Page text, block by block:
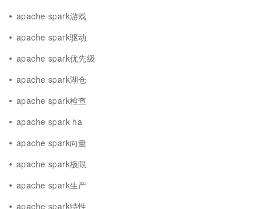
apache spark游戏
apache spark驱动
apache spark优先级
apache spark湖仓
apache spark检查
apache spark ha
apache spark向量
apache spark极限
apache spark生产
apache spark特性